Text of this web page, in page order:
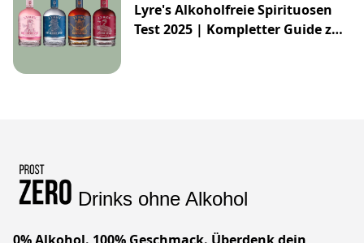
Lyre's Alkoholfreie Spirituosen
Test 2025 | Kompletter Guide zur
Drinks ohne Alkohol